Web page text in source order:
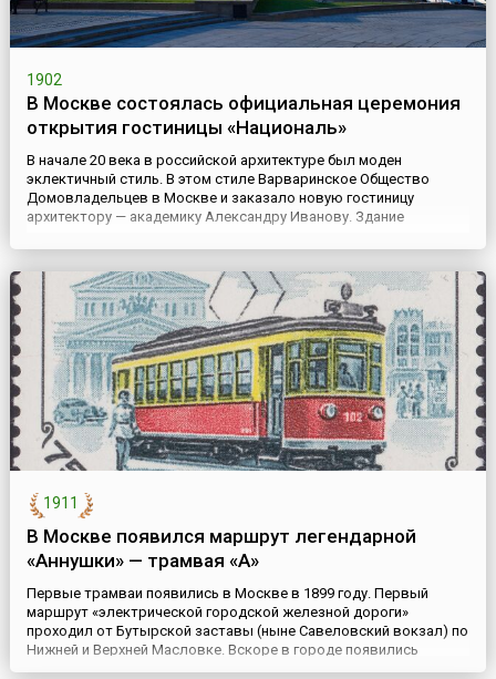
1902
В Москве состоялась официальная церемония
открытия гостиницы «Националь»
В начале 20 века в российской архитектуре был моден
эклектичный стиль. В этом стиле Варваринское Общество
Домовладельцев в Москве и заказало новую гостиницу
архитектору — академику Александру Иванову. Здание
материалов — железобетона, облицовочного кирпича,
гидроизоляционных материалов. Заказчик хотел, чтобы
гостиница была самой лучшей в М...
1911
В Москве появился маршрут легендарной
«Аннушки» — трамвая «А»
Первые трамваи появились в Москве в 1899 году. Первый
маршрут «электрической городской железной дороги»
проходил от Бутырской заставы (ныне Савеловский вокзал) по
Нижней и Верхней Масловке. Вскоре в городе появились
знаменитые «буквенные» маршруты. 29 декабря 1911 года был